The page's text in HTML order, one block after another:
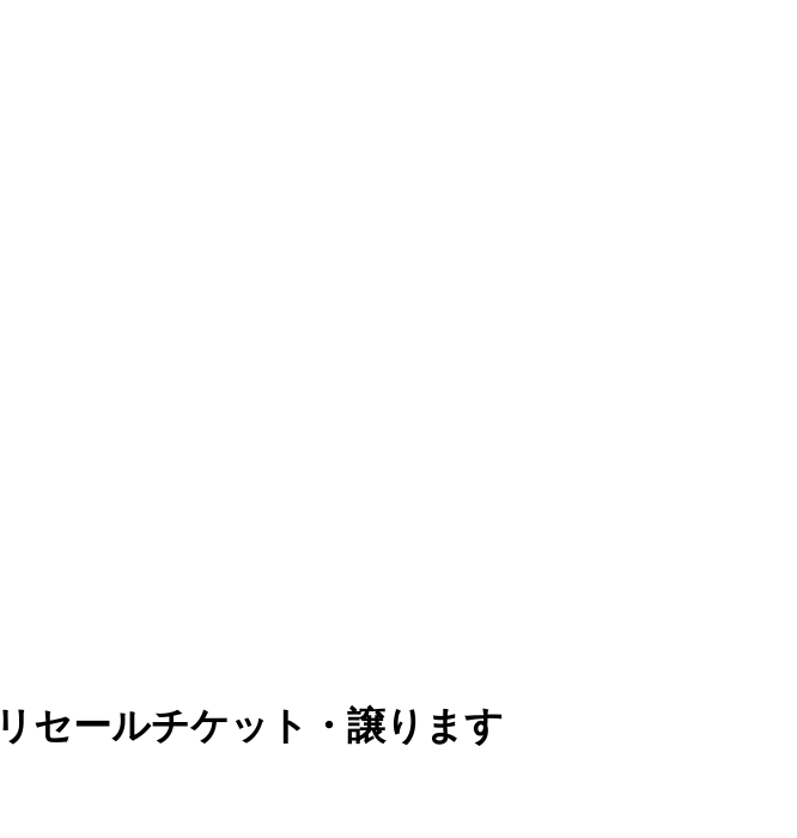
セールチケット・譲ります